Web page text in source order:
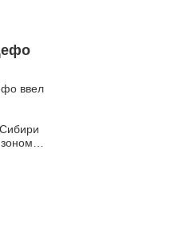
ввел